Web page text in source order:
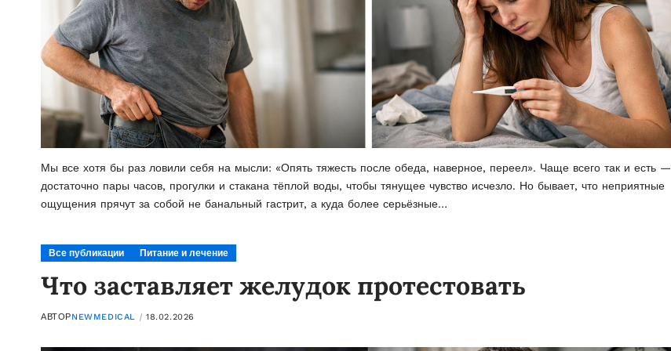
Мы все хотя бы раз ловили себя на мысли: «Опять тяжесть после обеда, наверное, переел». Чаще всего так и есть —
достаточно пары часов, прогулки и стакана тёплой воды, чтобы тянущее чувство исчезло. Но бывает, что неприятные
ощущения прячут за собой не банальный гастрит, а куда более серьёзные…
Все публикации Питание и лечение
Что заставляет желудок протестовать
АВТОРNEWMEDICAL 18.02.2026